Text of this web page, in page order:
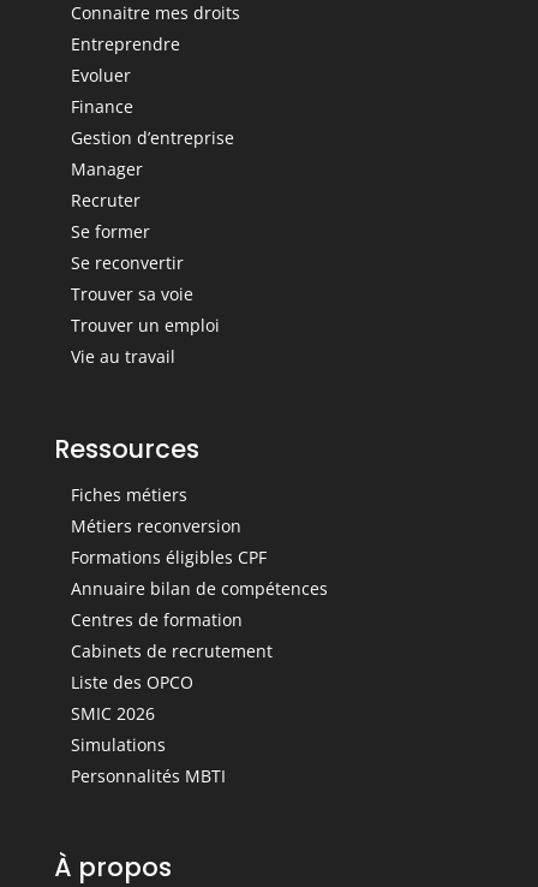
Connaitre mes droits
Entreprendre
Evoluer
Finance
Gestion d’entreprise
Manager
Recruter
Se former
Se reconvertir
Trouver sa voie
Trouver un emploi
Vie au travail
Ressources
Fiches métiers
Métiers reconversion
Formations éligibles CPF
Annuaire bilan de compétences
Centres de formation
Cabinets de recrutement
Liste des OPCO
SMIC 2026
Simulations
Personnalités MBTI
À propos